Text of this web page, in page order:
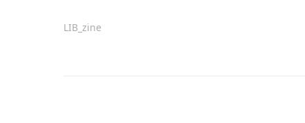
LIB_zine